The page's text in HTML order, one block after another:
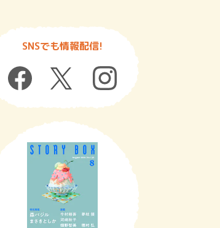
SNSでも情報配信!